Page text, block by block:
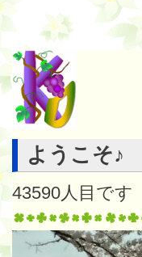
ようこそ♪
43590 人目です